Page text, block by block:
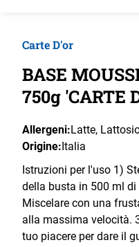
Carte D'or
BASE
750g 'CARTE
Allergeni:Latte,
Origine:Italia
Istruzioni per l'uso 1)
della busta in 500 ml
Miscelare con una
alla massima velocità.
tuo piacere per dare il